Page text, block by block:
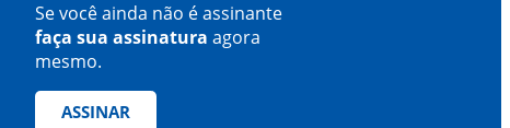
Se você ainda não é assinante
faça sua assinatura agora
mesmo.
ASSINAR